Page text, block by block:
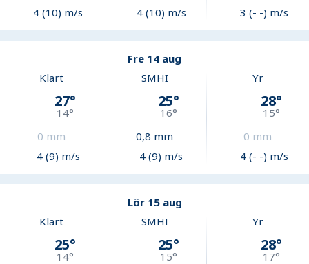
4 (10) m/s
4 (10) m/s
3 (- -) m/s
Fre 14 aug
Klart
27°
14°
0 mm
4 (9) m/s
SMHI
25°
16°
0,8 mm
4 (9) m/s
Yr
28°
15°
0 mm
4 (- -) m/s
Lör 15 aug
Klart
25°
14°
SMHI
25°
15°
Yr
28°
17°